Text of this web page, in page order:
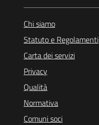
Chi siamo
Statuto e Regolamenti
Carta dei servizi
Privacy
Qualità
Normativa
Comuni soci